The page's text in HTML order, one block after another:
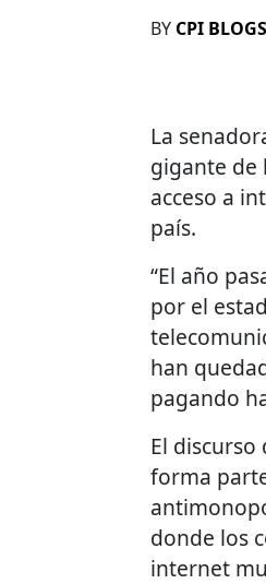
BY CPI BLOGS
La
gigante de
acceso a
país.
“El año
por el
han
pagando
El
forma
donde los
internet